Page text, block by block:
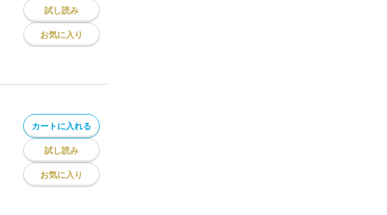
試し読み
お気に入り
カートに入れる
試し読み
お気に入り